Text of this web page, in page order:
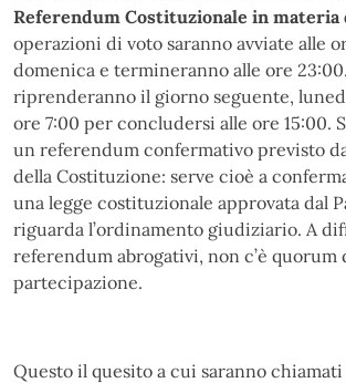
Referendum Costituzionale in materia
operazioni di voto saranno avviate alle
domenica e termineranno alle ore
riprenderanno il giorno seguente,
ore 7:00 per concludersi alle ore 15:00.
un referendum confermativo previsto
della Costituzione: serve cioè a
una legge costituzionale approvata dal
riguarda l’ordinamento giudiziario. A
referendum abrogativi, non c’è quorum
partecipazione.
Questo il quesito a cui saranno